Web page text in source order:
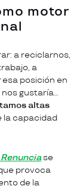
motor
a reciclarnos,
a
posición en
gustaría…
altas
la capacidad
se
provoca
de la